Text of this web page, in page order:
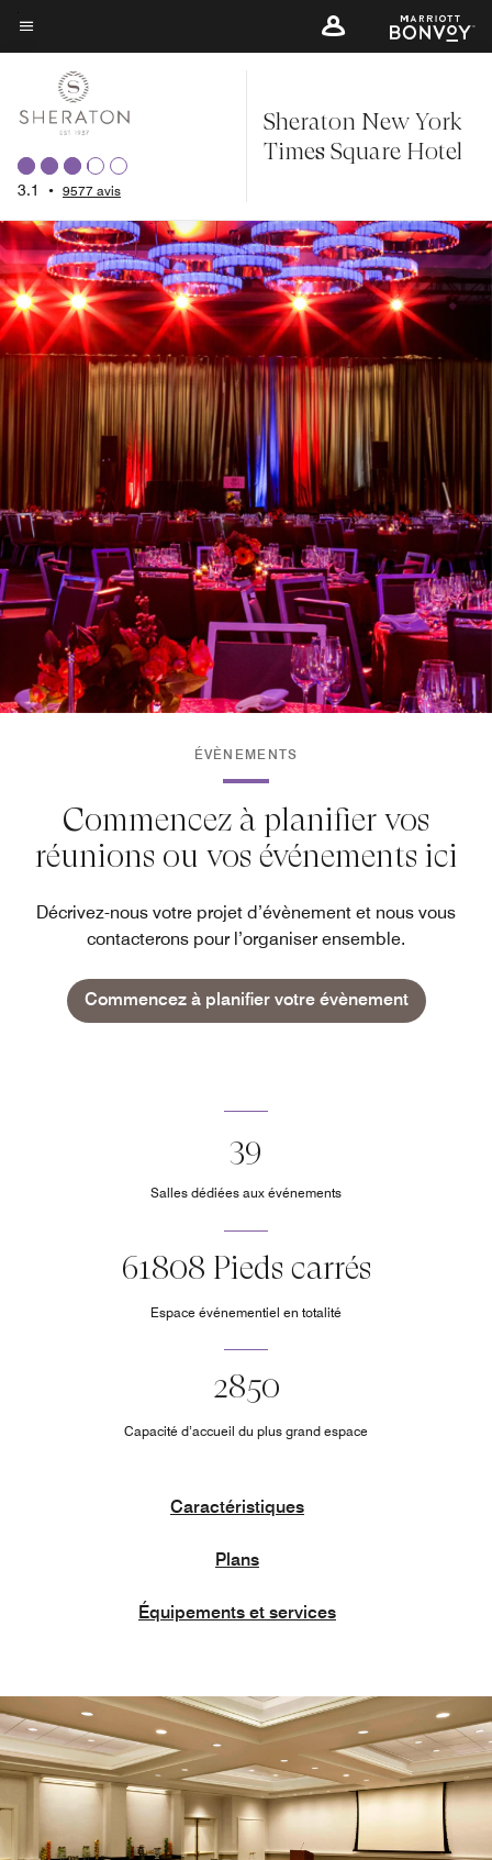
Skip
to
content
Texte du menu
3.1 • 9577 avis
Sheraton New York
Times Square Hotel
ÉVÈNEMENTS
Commencez à planifier vos
réunions ou vos événements ici
Décrivez-nous votre projet d’évènement et nous vous
contacterons pour l’organiser ensemble.
Commencez à planifier votre évènement
39
Salles dédiées aux événements
61808 Pieds carrés
Espace événementiel en totalité
2850
Capacité d’accueil du plus grand espace
Caractéristiques
Plans
Équipements et services